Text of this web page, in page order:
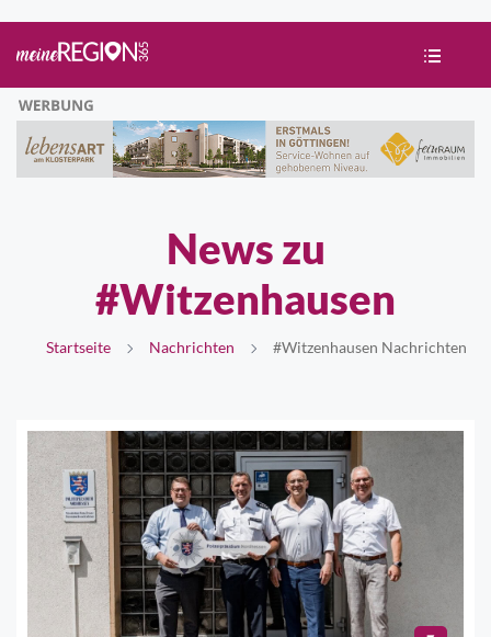
News zu
#Witzenhausen
Startseite Nachrichten #Witzenhausen Nachrichten